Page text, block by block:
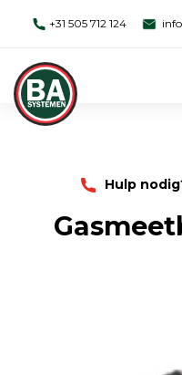
+31 505 712 124
Hulp